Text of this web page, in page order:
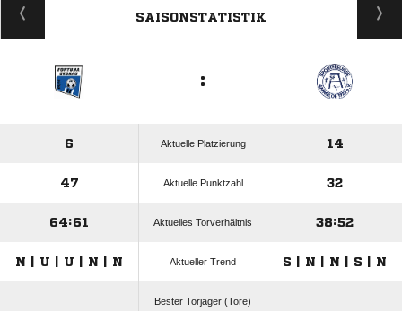
SAISONSTATISTIK
:
6 Aktuelle Platzierung 14
47 Aktuelle Punktzahl 32
64:61 Aktuelles Torverhältnis 38:52
N | U | U | N | N Aktueller Trend S | N | N | S | N
Bester Torjäger (Tore)